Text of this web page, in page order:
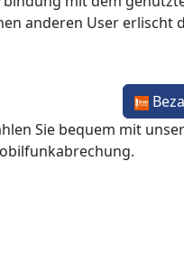
anderen User erlischt
Sie bequem mit